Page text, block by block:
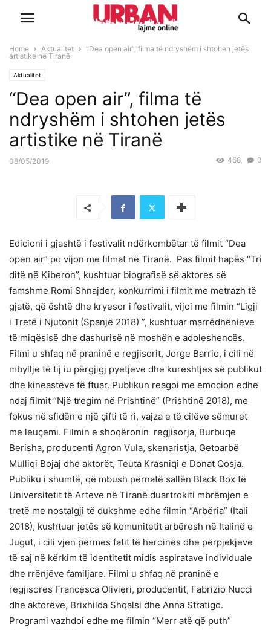
Home Aktualitet
“Dea open air”, filma të ndryshëm i shtohen jetës
artistike në Tiranë
Aktualitet
“Dea open air”, filma të
ndryshëm i shtohen jetës
artistike në Tiranë
08/05/2019 0
468
Edicioni i gjashtë i festivalit ndërkombëtar të filmit “Dea
open air” po vijon me filmat në Tiranë. Pas filmit hapës “Tri
ditë në Kiberon”, kushtuar biografisë së aktores së
famshme Romi Shnajder, konkurrimi i filmit me metrazh të
gjatë, që është dhe kryesor i festivalit, vijoi me filmin “Ligji
i Tretë i Njutonit (Spanjë 2018) ”, kushtuar marrëdhënieve
të miqësisë dhe dashurisë në moshën e adoleshencës.
Filmi u shfaq në praninë e regjisorit, Jorge Barrio, i cili në
mbyllje të tij iu përgjigj pyetjeve dhe kureshtjes së publikut
dhe kineastëve të ftuar. Publikun reagoi me emocion edhe
ndaj filmit “Një tregim në Prishtinë” (Prishtinë 2018), me
fokus në sfidën e një çifti të ri, vajza e të cilëve sëmuret
me leuçemi. Filmin e shoqëronin regjisorja, Burbuqe
Berisha, producenti Agron Vula, skenaristja, Getoarbë
Mulliqi Bojaj dhe aktorët, Teuta Krasniqi e Donat Qosja.
Publiku i shumtë, që mbush përnatë sallën Black Box të
Universitetit të Arteve në Tiranë duartrokiti mbrëmjen e
tretë me nostalgji të dukshme edhe filmin “Arbëria” (Itali
2018), kushtuar jetës së komunitetit arbëresh në Italinë e
Jugut, i cili vjen përmes fatit të heroinës dhe përpjekjeve
të saj në kërkim të identitetit midis aspiratave individuale
dhe rrënjëve familjare. Filmi u shfaq në praninë e
regjisores Francesca Olivieri, producentit, Fabrizio Nucci
dhe aktorëve, Brixhilda Shqalsi dhe Anna Stratigo.
Programi vazhdoi edhe me filmin “Merr atë që puth”